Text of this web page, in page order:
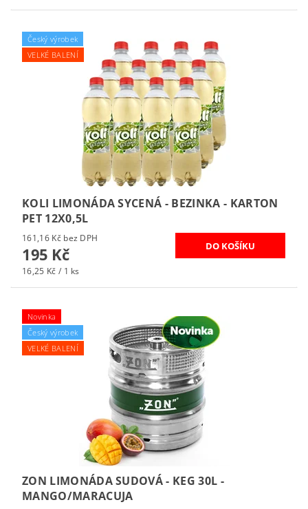
Český výrobek
VELKÉ BALENÍ
KOLI LIMONÁDA SYCENÁ - BEZINKA - KARTON
PET 12X0,5L
161,16 Kč bez DPH
195 Kč
16,25 Kč / 1 ks
Novinka
Český výrobek
VELKÉ BALENÍ
ZON LIMONÁDA SUDOVÁ - KEG 30L -
MANGO/MARACUJA